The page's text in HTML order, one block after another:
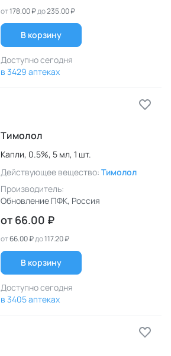
от178.00 ₽до235.00 ₽
В корзину
Доступно сегодня
в 3429 аптеках
Тимолол
Капли, 0.5%, 5 мл, 1 шт.
Действующее вещество: Тимолол
Производитель:
Обновление ПФК, Россия
от 66.00 ₽
от66.00 ₽до117.20 ₽
В корзину
Доступно сегодня
в 3405 аптеках